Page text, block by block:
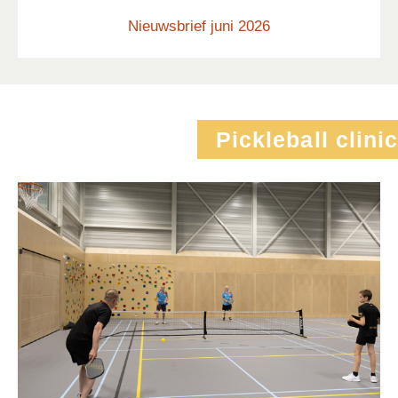
Nieuwsbrief juni 2026
Pickleball clinic